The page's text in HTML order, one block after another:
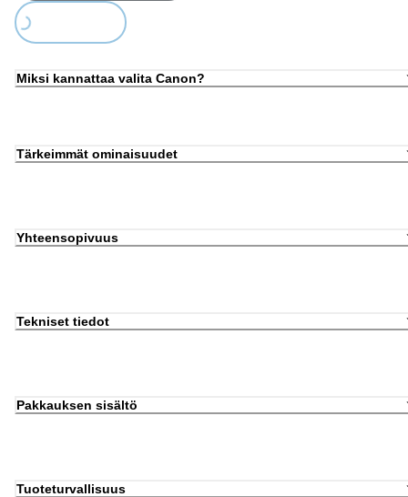
Miksi kannattaa valita Canon?
Tärkeimmät ominaisuudet
Yhteensopivuus
Tekniset tiedot
Pakkauksen sisältö
Tuoteturvallisuus